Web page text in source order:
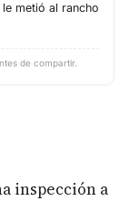
metió al rancho
de compartir.
inspección a